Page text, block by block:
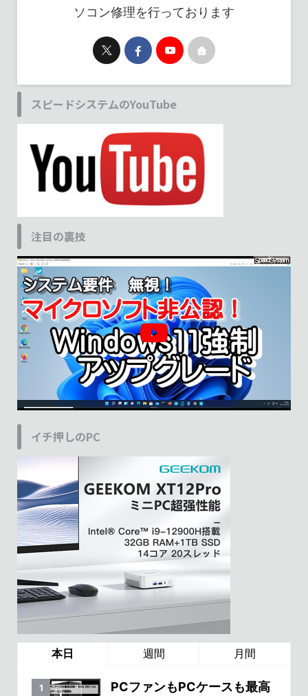
ソコン修理を行っております
スピードシステムのYouTube
注目の裏技
イチ押しのPC
本日 週間 月間
PCファンもPCケースも最高